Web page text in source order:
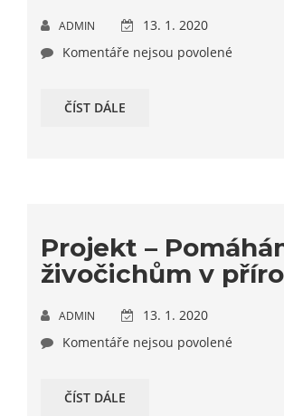
ADMIN
13. 1. 2020
Komentáře nejsou povolené
ČÍST DÁLE
Projekt –
živočichům v
ADMIN
13. 1. 2020
Komentáře nejsou povolené
ČÍST DÁLE